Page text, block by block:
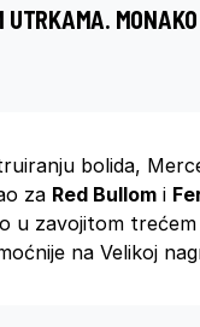
UTRKAMA.
bolida,
za Red Bullom i
u zavojitom
na Velikoj